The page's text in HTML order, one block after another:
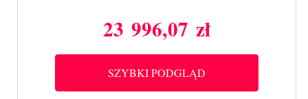
Cena
23 996,07 zł
SZYBKI PODGLĄD